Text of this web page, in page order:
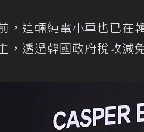
，這輛純電小車也已
，透過韓國政府稅收減